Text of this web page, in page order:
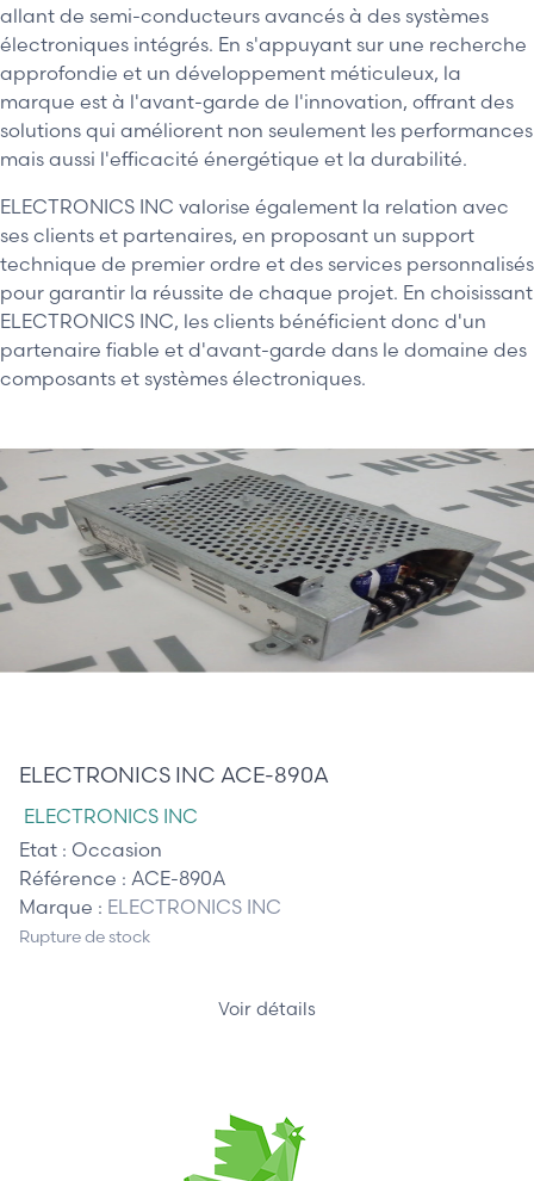
allant de semi-conducteurs avancés à des systèmes
électroniques intégrés. En s'appuyant sur une recherche
approfondie et un développement méticuleux, la
marque est à l'avant-garde de l'innovation, offrant des
solutions qui améliorent non seulement les performances
mais aussi l'efficacité énergétique et la durabilité.
ELECTRONICS INC valorise également la relation avec
ses clients et partenaires, en proposant un support
technique de premier ordre et des services personnalisés
pour garantir la réussite de chaque projet. En choisissant
ELECTRONICS INC, les clients bénéficient donc d'un
partenaire fiable et d'avant-garde dans le domaine des
composants et systèmes électroniques.
ELECTRONICS INC ACE-890A
ELECTRONICS INC
Etat : Occasion
Référence : ACE-890A
Marque : ELECTRONICS INC
Rupture de stock
Voir détails